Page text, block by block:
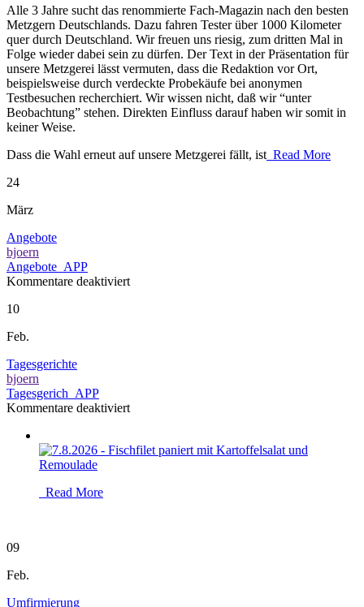
Alle 3 Jahre sucht das renommierte Fach-Magazin nach den besten
Metzgern Deutschlands. Dazu fahren Tester über 1000 Kilometer
quer durch Deutschland. Wir freuen uns riesig, zum dritten Mal in
Folge wieder dabei sein zu dürfen. Der Text in der Präsentation für
unsere Metzgerei lässt vermuten, dass die Redaktion vor Ort,
beispielsweise durch verdeckte Probekäufe bei anonymen
Testbesuchen recherchiert. Wir wissen nicht, daß wir “unter
Beobachtung” stehen. Direkten Einfluss darauf haben wir somit in
keiner Weise.
Dass die Wahl erneut auf unsere Metzgerei fällt, ist Read More
24
März
Angebote
bjoern
Angebote_APP
Kommentare deaktiviertfür
10
Feb.
Tagesgerichte
bjoern
Tagesgerich_APP
Kommentare deaktiviertfür
Read More
09
Feb.
Umfirmierung